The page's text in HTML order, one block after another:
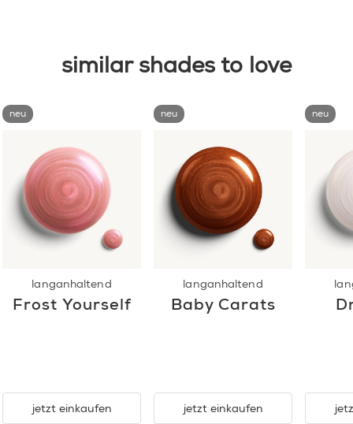
similar shades to love
neu
langanhaltend
Frost Yourself
jetzt einkaufen
neu
langanhaltend
Baby Carats
jetzt einkaufen
neu